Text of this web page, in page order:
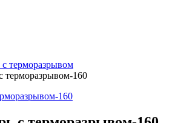
терморазрывом
терморазрывом-160